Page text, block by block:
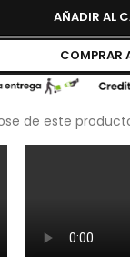
AÑADIR AL
COMPRAR
de este